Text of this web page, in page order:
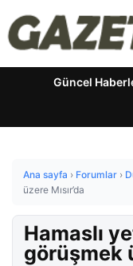
Güncel
Ana sayfa › Forumlar ›
üzere Mısır’da
Hamaslı
görüşmek